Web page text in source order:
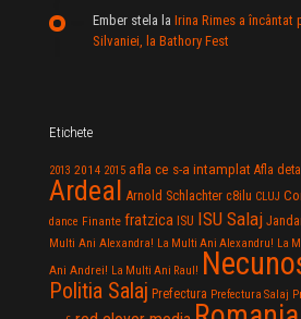
Ember stela la Irina Rimes a
Silvaniei, la Bathory Fest
Etichete
2013 2014 2015 afla ce s-a intamplat Afla
Ardeal Arnold Schlachter c8ilu CLUJ
dance Finante fratzica ISU ISU Salaj
Multi Ani Alexandra! La Multi Ani Alexandru! La
Ani Andrei! La Multi Ani Raul!
Politia Salaj Prefectura Prefectura Salaj